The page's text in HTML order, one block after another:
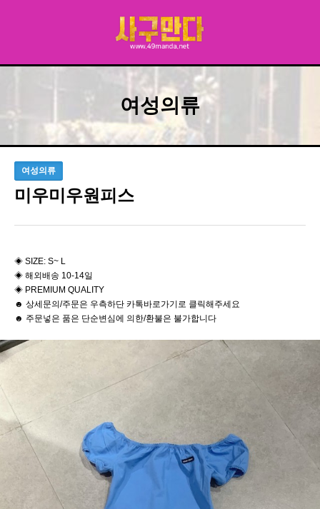
여성의류
여성의류
미우미우원피스
◈ SIZE: S~ L
◈ 해외배송 10-14일
◈ PREMIUM QUALITY
☻ 상세문의/주문은 우측하단 카톡바로가기로 클릭해주세요
☻ 주문넣은 품은 단순변심에 의한/환불은 불가합니다